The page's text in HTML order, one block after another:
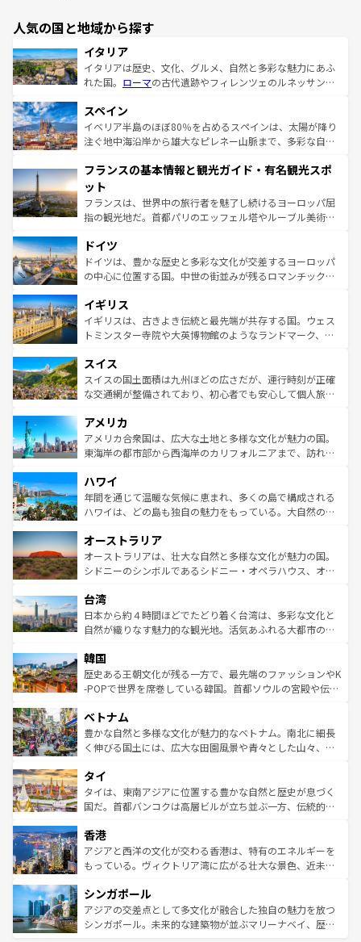
人気の国と地域から探す
イタリア
イタリアは歴史、文化、グルメ、自然と多彩な魅力にあふ
れた国。 ローマの古代遺跡やフィレンツェのルネッサンス
ろん、トスカーナの美しい田園風景やアマルフィ海岸の絶
景など、自然景観も見逃せない。観光の合間には、本場の
ピザやパスタなど、絶品のイタリア料理を堪能することも
ませてくれるイタリアで、忘れられない旅をしてみよう！
なお、新着のイタリア情報は
しい。
スペイン
イベリア半島のほぼ80％を占めるスペインは、太陽が降り
注ぐ地中海沿岸から雄大なピレネー山脈まで、多彩な自然
文化が根付くこの国では、情熱的なフラメンコ、熱気あふ
れる闘牛、そして美味しいタパスが生活の一部となってい
る。首都マドリードの洗練された雰囲気や、バルセロナの
アートに溢れた街角から、地方では古代ローマ遺跡や中世
せる。地方によって風土や気候が異なるスペインはその個
性で訪れる人を魅了する。 なお、新着のスペイン情報は コ
ンテンツ一覧を参照してほしい。
フランスの基本情報と観光ガイド・有名観光スポ
ット
フランスは、世界中の旅行者を魅了し続けるヨーロッパ屈
指の観光地だ。首都パリのエッフェル塔やルーブル美術館
で、幅広い魅力が詰まっている。華麗な宮殿、歴史的な大
聖堂、美しいビーチ、そして豊かな自然が、訪れる者を心
から魅了する。また、フランスは美食の国としても知ら
いる。シャンパンの発祥地であるランス、プロヴァンスの
香り高いラベンダー畑など、多彩な楽しみ方が可能だ。さ
らに、パリ以外の地域にも魅力が溢れており、どの街角に
れる地方に足を運ぶとそれぞれで全く異なる文化を体験で
きるだろう。 なお、新着のフランス情報はコンテンツ一覧
を参照してほしい。
ドイツ
ドイツは、豊かな歴史と多彩な文化が交差するヨーロッパ
の中心に位置する国。中世の街並みが残るロマンチック街
顔を持つこの国は、どこを歩いても飽きることがない。ベ
ルリンの文化的活気、バイエルン州のアルプスの絶景、そ
してライン川沿いのワイン畑といった風景は必見。ビール
は、お酒好きな人にはぜひ体験してほしい。 なお、新着の
ドイツ情報はコンテンツ一覧を参照してほしい。
イギリス
イギリスは、古きよき伝統と最先端が共存する国。ウェス
トミンスター寺院や大英博物館のようなランドマーク、歴
リアごとに異なる魅力がある。また、優雅なアフタヌーン
ティー、ビール好きにはたまらない英国パブ、サッカー観
戦など、本場だからこそできる体験も豊富。イギリスを旅
ンツ一覧を参照してほしい。
スイス
スイスの国土面積は九州ほどの広さだが、運行時刻が正確
な交通網が整備されており、初心者でも安心して個人旅行
の建物がそのまま残る町や、スイスならではのユニークな
博物館もあり、アルプス観光だけでなく町歩きも満喫する
ことができる。国民の所得が高いため物価も高いが、旅行
ば市内交通費無料で観光を楽しむこともできる。 なお、新
着のスイス情報はコンテンツ一覧 を参照してほしい。
アメリカ
アメリカ合衆国は、広大な土地と多様な文化が魅力の国。
東海岸の都市部から西海岸のカリフォルニアまで、訪れる
のような巨大都市は、観光、ショッピング、エンターテイ
ンメントが詰まった刺激的なスポットだ。一方、アメリカ
西部には大自然が広がり、グランドキャニオンやイエロー
部のニューオーリンズでは、音楽と美食が融合した独特の
文化が魅力。旅行者はアメリカの各地域で異なる魅力を楽
しみながら、その多様性と豊かな歴史を感じることができ
ならではの贅沢な旅のスタイルだ。 なお、新着のアメリカ
情報はコンテンツ一覧を参照してほしい。
ハワイ
年間を通じて温暖な気候に恵まれ、多くの島で構成される
ハワイは、どの島も独自の魅力をもっている。大自然の神
ワイ島は見逃せない。また、定番の観光地といえばオアフ
島だが、静かな自然を求めるならマウイ島やカウアイ島が
おすすめ。エメラルドグリーンに輝く海をはじめ、豊かな
れるおもてなしの心で訪れる人々を迎えてくれるハワイの
人々、おいしいローカルフードやハワイアンミュージッ
ク、伝統的なフラダンスなど、すべてがハワイの魅力を彩
ワイを、存分に味わってほしい。 なお、新着のハワイ情報
はコンテンツ一覧を参照してほしい。
オーストラリア
オーストラリアは、壮大な自然と多様な文化が魅力の国。
シドニーのシンボルであるシドニー・オペラハウス、オー
リアリーフや大陸中央部にそびえるウルル（エアーズロッ
ク）、タスマニアの美しい原生林やケアンズの熱帯雨林な
ど、見どころがたくさん。また、カフェやワイン、オージ
いる。アクティビティも充実しており、サーフィンやダイ
ビング、ハイキングなど、アウトドア好きにはたまらな
い。オーストラリアの多彩な魅力を存分に味わいつくそ
参照してほしい。
台湾
日本から約４時間ほどでたどり着く台湾は、多彩な文化と
自然が織りなす魅力的な観光地。活気あふれる大都市の台
ン）、静ひつな山岳地帯である台湾東部など、都市の喧騒
と山間の静けさが共存しており、訪れる人に新しい発見と
驚きをもたらしてくれる。また、奥深い台湾の食文化も魅
容にもいいと評判のスイーツなど、バラエティ豊かな料理
が味わえる。 なお、新着の台湾情報は コンテンツ一覧を参
照してほしい。
韓国
歴史ある王朝文化が残る一方で、最先端のファッションやK
-POPで世界を席巻している韓国。首都ソウルの宮殿や伝統
き、地方に足を延ばせば四季折々の自然美を楽しむことが
できる。そして、キムチや焼肉、絶品のストリートフード
まで、さまざまな韓国料理が待っている。夜には、韓国な
リティに包まれながら、韓国の多彩な魅力を心ゆくまで味
わってみてほしい。 なお、新着の韓国情報はコンテンツ一
覧を参照してほしい。
ベトナム
豊かな自然と多様な文化が魅力的なベトナム。南北に細長
く伸びる国土には、広大な田園風景や青々とした山々、世
急速な発展と共に伝統が息づく。ハノイの古い町並みやホ
ーチミン市のフランス統治時代の建物も、独特の雰囲気を
醸し出している。また、バラエティの豊かさとおいしさで
とつ。フォーやバインミー、ベトナムコーヒーなどは、ぜ
ひ現地で味わいたい。どの地域を訪れてもあたたかい人々
が旅行者を迎えてくれるので、きっと忘れられない旅にな
参照してほしい。
タイ
タイは、東南アジアに位置する豊かな自然と歴史が息づく
国だ。首都バンコクは高層ビルが立ち並ぶ一方、伝統的な
の活気が交差している。北部ではチェンマイなどの山岳地
帯で自然と触れ合い、南部ではプーケットやクラビの美し
いビーチでリゾート気分を楽しむことができる。タイ料理
激する。気候は一年中温暖で、どの季節にも異なる楽しみ
が待っている。親しみやすいタイの人々、仏教を中心とし
た文化、そして多様な観光資源が、訪れる旅人を魅了し続
香港
アジアと西洋の文化が交わる香港は、特有のエネルギーを
もっている。ヴィクトリア湾に広がる壮大な景色、近未来
み、どこを訪れても感動するはず。観光スポットが密集し
ており、効率よく見どころを回れるのも魅力。息をのむよ
うな絶景から文化的な体験まで、香港を存分に楽しみ尽く
シンガポール
アジアの交差点として多文化が融合した独自の魅力を放つ
シンガポール。未来的な建築物が並ぶマリーナベイ、歴史